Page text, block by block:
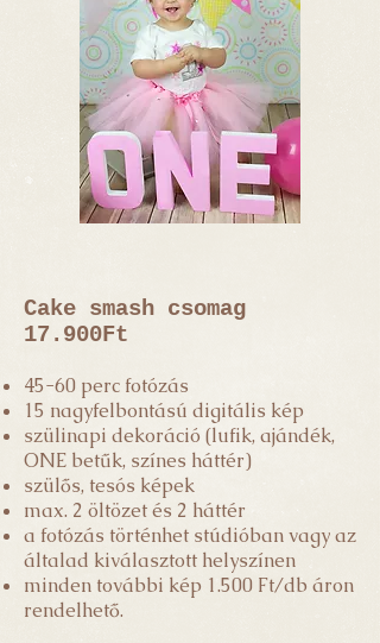
Cake smash csomag
17.900Ft
45-60 perc fotózás
15 nagyfelbontású digitális kép
szülinapi dekoráció (lufik, ajándék,
ONE betűk, színes háttér)
szülős, tesós képek
max. 2 öltözet és 2 háttér
a fotózás történhet stúdióban vagy az
általad kiválasztott helyszínen
minden további kép 1.500 Ft/db áron
rendelhető.